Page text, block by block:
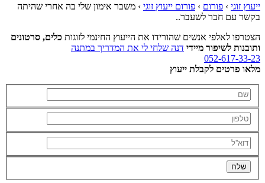
ייעוץ זוגי › פורום › פורום ייעוץ זוגי › משבר אימון שלי בה אחרי שהיתה
בקשר עם חבר לשעבר..
הצטרפו לאלפי אנשים שהורידו את הייעוץ החינמי לזוגות כלים, סרטונים
ותובנות לשיפור מיידי דנה שלחי לי את המדריך במתנה
052-617-33-23
מלאו פרטים לקבלת ייעוץ